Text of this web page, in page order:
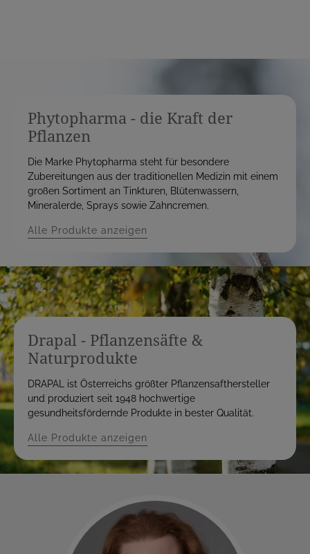
Phytopharma - die Kraft der
Pflanzen
Die Marke Phytopharma steht für besondere
Zubereitungen aus der traditionellen Medizin mit einem
großen Sortiment an Tinkturen, Blütenwassern,
Mineralerde, Sprays sowie Zahncremen.
Alle Produkte anzeigen
Drapal - Pflanzensäfte &
Naturprodukte
DRAPAL ist Österreichs größter Pflanzensafthersteller
und produziert seit 1948 hochwertige
gesundheitsfördernde Produkte in bester Qualität.
Alle Produkte anzeigen